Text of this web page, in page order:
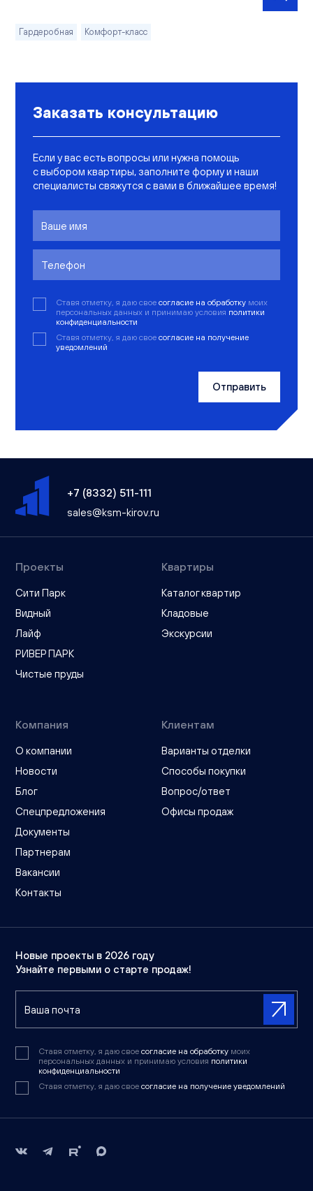
Гардеробная Комфорт-класс
Заказать консультацию
Если у вас есть вопросы или нужна помощь
с выбором квартиры, заполните форму и наши
специалисты свяжутся с вами в ближайшее время!
Ставя отметку, я даю свое согласие на обработку моих
персональных данных и принимаю условия политики
конфиденциальности
Ставя отметку, я даю свое согласие на получение
уведомлений
Отправить
+7 (8332) 511-111
sales@ksm-kirov.ru
Проекты
Сити Парк
Видный
Лайф
РИВЕР ПАРК
Чистые пруды
Квартиры
Каталог квартир
Кладовые
Экскурсии
Компания
О компании
Новости
Блог
Спецпредложения
Документы
Партнерам
Вакансии
Контакты
Клиентам
Варианты отделки
Способы покупки
Вопрос/ответ
Офисы продаж
Новые проекты в 2026 году
Узнайте первыми о старте продаж!
Ставя отметку, я даю свое согласие на обработку моих
персональных данных и принимаю условия политики
конфиденциальности
Ставя отметку, я даю свое согласие на получение уведомлений